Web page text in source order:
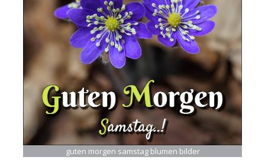
guten morgen samstag blumen bilder